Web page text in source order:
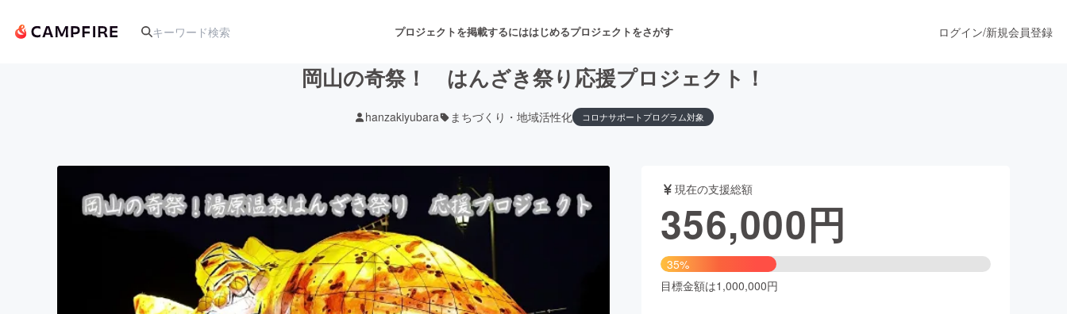
プロジェクトを掲載するにははじめるプロジェクトをさがす
アート・写真 音楽 舞台・パフォーマンス
テクノロジー・ガジェット ゲーム・サービス開発 フード・飲食店 ファッション
映像・映画 書籍・雑誌出版
ログイン/新規会員登録
岡山の奇祭！ はんざき祭り応援プロジェクト！
hanzakiyubara まちづくり・地域活性化 コロナサポートプログラム対象
現在の支援総額
356,000円
35%
目標金額は1,000,000円